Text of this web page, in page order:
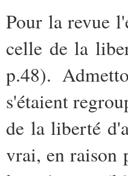
Pour la revue
celle de la
p.48).
s'étaient
de la liberté
vrai, en raison